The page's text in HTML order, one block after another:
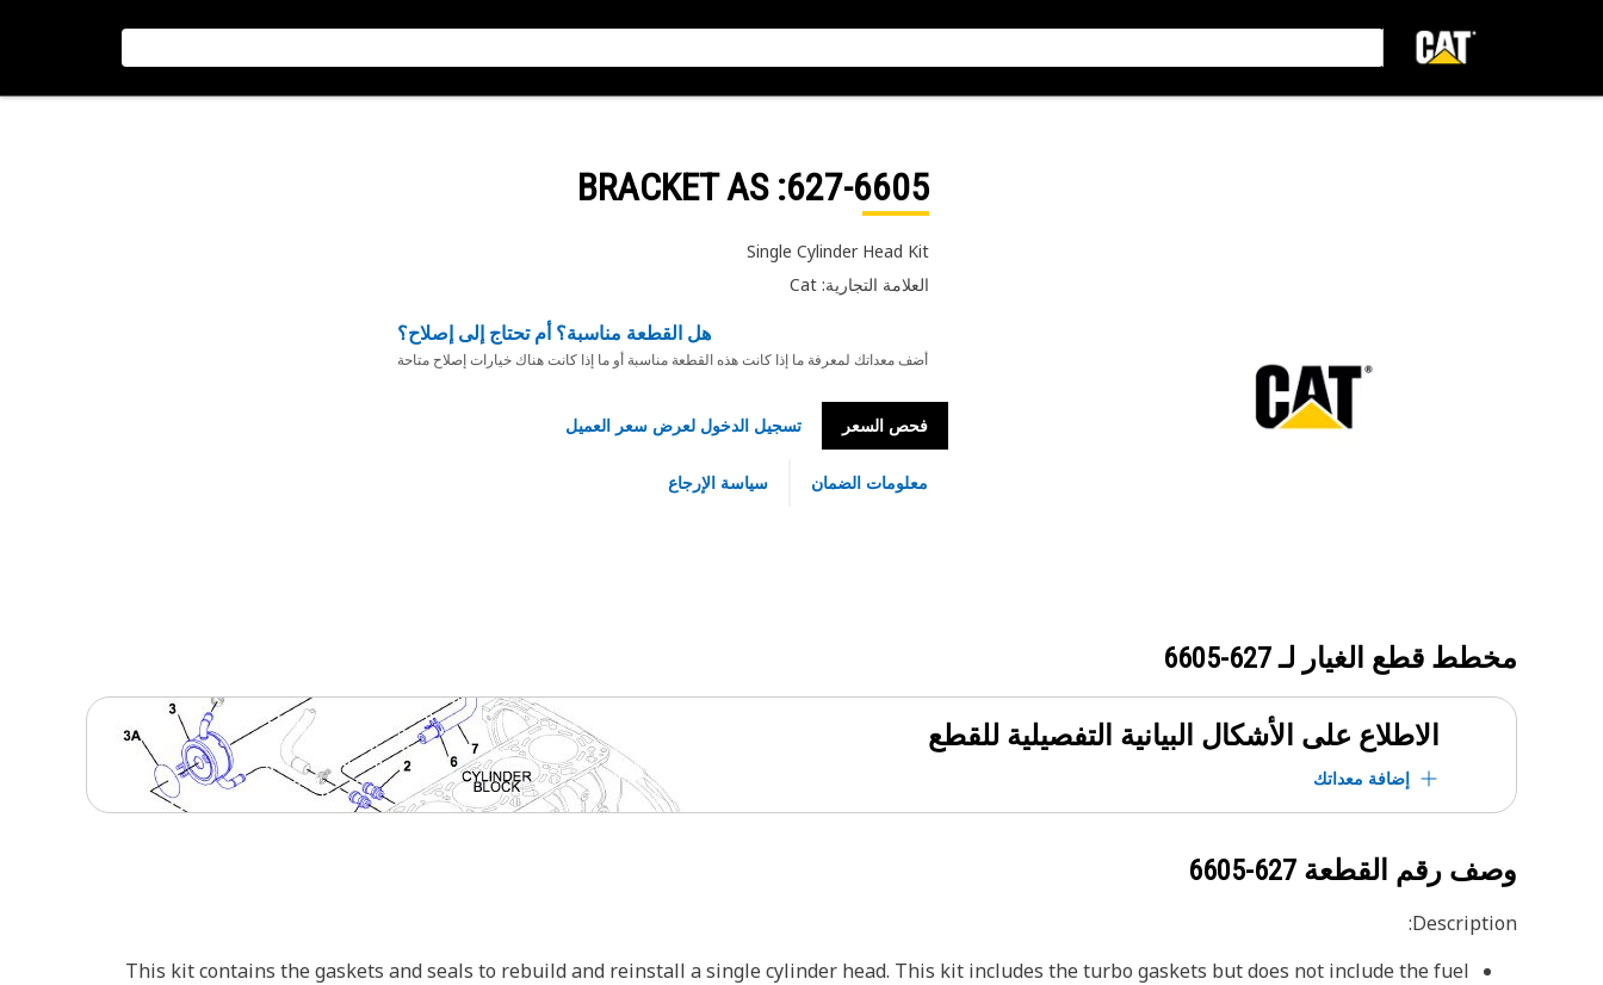
627-6605
: BRACKET AS
Single Cylinder Head Kit
العلامة التجارية: Cat
هل القطعة مناسبة؟ أم تحتاج إلى إصلاح؟
أضف معداتك لمعرفة ما إذا كانت هذه القطعة مناسبة أو ما إذا كانت هناك خيارات إصلاح متاحة
فحص السعر تسجيل الدخول لعرض سعر العميل
معلومات الضمان سياسة الإرجاع
مخطط قطع الغيار لـ627-6605
الاطلاع على الأشكال البيانية التفصيلية للقطع
إضافة معداتك
وصف رقم القطعة 627-6605
Description:
This kit contains the gaskets and seals to rebuild and reinstall a single cylinder head. This kit includes the turbo gaskets but does not include the fuel